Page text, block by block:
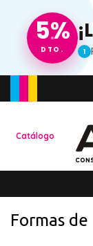
5%
DTO. 1
de
Catálogo
Formas